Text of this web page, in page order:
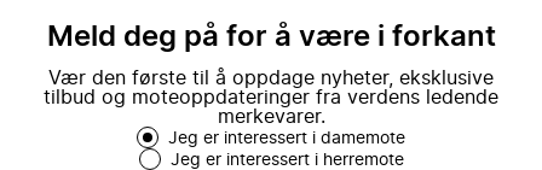
Meld deg på for å være i forkant
Vær den første til å oppdage nyheter, eksklusive
tilbud og moteoppdateringer fra verdens ledende
merkevarer.
Jeg er interessert i damemote
Jeg er interessert i herremote